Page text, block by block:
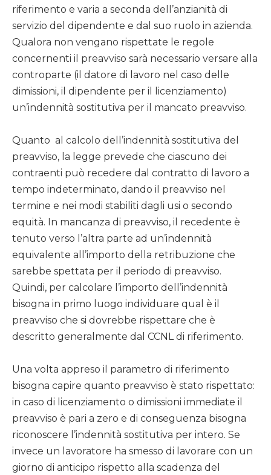
riferimento e varia a seconda dell’anzianità di
servizio del dipendente e dal suo ruolo in azienda.
Qualora non vengano rispettate le regole
concernenti il preavviso sarà necessario versare alla
controparte (il datore di lavoro nel caso delle
dimissioni, il dipendente per il licenziamento)
un’indennità sostitutiva per il mancato preavviso.
Quanto al calcolo dell’indennità sostitutiva del
preavviso, la legge prevede che ciascuno dei
contraenti può recedere dal contratto di lavoro a
tempo indeterminato, dando il preavviso nel
termine e nei modi stabiliti dagli usi o secondo
equità. In mancanza di preavviso, il recedente è
tenuto verso l’altra parte ad un’indennità
equivalente all’importo della retribuzione che
sarebbe spettata per il periodo di preavviso.
Quindi, per calcolare l’importo dell’indennità
bisogna in primo luogo individuare qual è il
preavviso che si dovrebbe rispettare che è
descritto generalmente dal CCNL di riferimento.
Una volta appreso il parametro di riferimento
bisogna capire quanto preavviso è stato rispettato:
in caso di licenziamento o dimissioni immediate il
preavviso è pari a zero e di conseguenza bisogna
riconoscere l’indennità sostitutiva per intero. Se
invece un lavoratore ha smesso di lavorare con un
giorno di anticipo rispetto alla scadenza del